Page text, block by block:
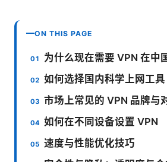
ON THIS PAGE
为什么现在需要 VPN 在中
如何选择国内科学上网工
市场上常见的 VPN 品牌与
如何在不同设备设置 VPN
速度与性能优化技巧